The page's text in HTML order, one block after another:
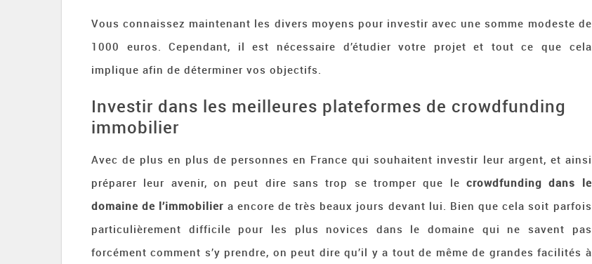
Vous connaissez maintenant les divers moyens pour investir avec une somme modeste de
1000 euros. Cependant, il est nécessaire d’étudier votre projet et tout ce que cela
implique afin de déterminer vos objectifs.
Investir dans les meilleures plateformes de crowdfunding
immobilier
Avec de plus en plus de personnes en France qui souhaitent investir leur argent, et ainsi
préparer leur avenir, on peut dire sans trop se tromper que le crowdfunding dans le
domaine de l’immobilier a encore de très beaux jours devant lui. Bien que cela soit parfois
particulièrement difficile pour les plus novices dans le domaine qui ne savent pas
forcément comment s’y prendre, on peut dire qu’il y a tout de même de grandes facilités à